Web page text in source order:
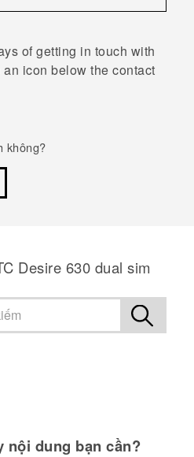
of getting in touch with
icon below the contact
không?
Desire 630 dual sim
nội dung bạn cần?